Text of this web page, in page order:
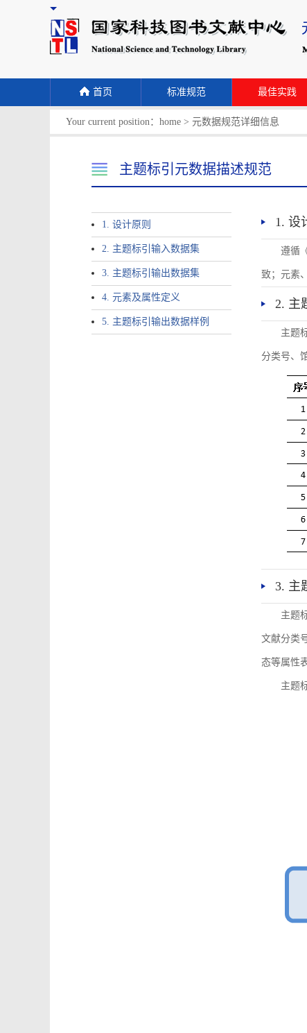
首页 标准规范 最佳实践
Your current position： home > 元数据规范详细信息
主题标引元数据描述规范
1. 设计原则
2. 主题标引输入数据集
3. 主题标引输出数据集
4. 元素及属性定义
5. 主题标引输出数据样例
1. 设
遵循
致；元素
2. 主
主题
分类号、
3. 主
主题
文献分类
态等属性
主题